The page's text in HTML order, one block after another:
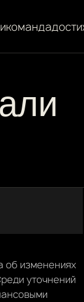
команда
об изменениях
уточнений